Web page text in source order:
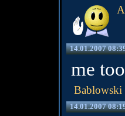
14.01.2007
me too
Bablowski
14.01.2007